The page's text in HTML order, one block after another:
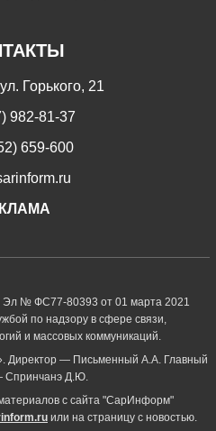
Горького, 21
982-81-37
659-600
Эл № ФС77-80393 от 01 марта 2021
по надзору в сфере связи,
и массовых коммуникаций.
— Письменный А.А. Главный
Спринчанэ Д.Ю.
с сайта "СарИнформ"
или на страницу с новостью.